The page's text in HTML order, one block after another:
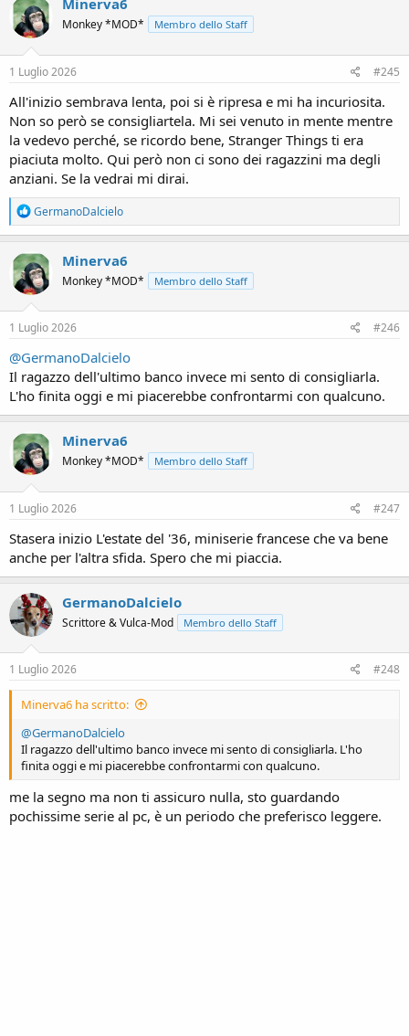
Minerva6
Monkey *MOD* Membro dello Staff
1 Luglio 2026 #245
All'inizio sembrava lenta, poi si è ripresa e mi ha incuriosita.
Non so però se consigliartela. Mi sei venuto in mente mentre
la vedevo perché, se ricordo bene, Stranger Things ti era
piaciuta molto. Qui però non ci sono dei ragazzini ma degli
anziani. Se la vedrai mi dirai.
R
e
a
c
t
i
o
n
s
GermanoDalcielo
Minerva6
Monkey *MOD* Membro dello Staff
1 Luglio 2026 #246
@GermanoDalcielo
Il ragazzo dell'ultimo banco invece mi sento di consigliarla.
L'ho finita oggi e mi piacerebbe confrontarmi con qualcuno.
Minerva6
Monkey *MOD* Membro dello Staff
1 Luglio 2026 #247
Stasera inizio L'estate del '36, miniserie francese che va bene
anche per l'altra sfida. Spero che mi piaccia.
GermanoDalcielo
Scrittore & Vulca-Mod Membro dello Staff
1 Luglio 2026 #248
Minerva6 ha scritto:
@GermanoDalcielo
Il ragazzo dell'ultimo banco invece mi sento di consigliarla. L'ho
finita oggi e mi piacerebbe confrontarmi con qualcuno.
me la segno ma non ti assicuro nulla, sto guardando
pochissime serie al pc, è un periodo che preferisco leggere.